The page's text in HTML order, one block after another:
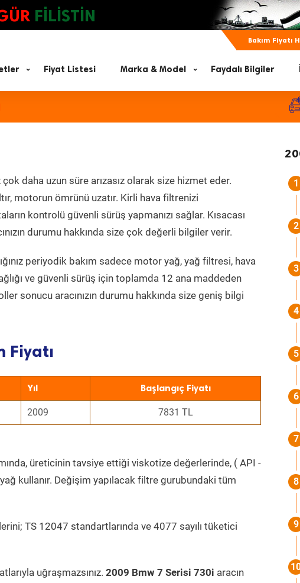
FİLİSTİN
Bakım Fiyatı
Fiyat Listesi Marka & Model Faydalı Bilgiler
çok daha uzun süre arızasız olarak size hizmet eder.
motorun ömrünü uzatır. Kirli hava filtrenizi
kontrolü güvenli sürüş yapmanızı sağlar. Kısacası
durumu hakkında size çok değerli bilgiler verir.
periyodik bakım sadece motor yağ, yağ filtresi, hava
ve güvenli sürüş için toplamda 12 ana maddeden
sonucu aracınızın durumu hakkında size geniş bilgi
Fiyatı
Yıl Başlangıç Fiyatı
2009 7831 TL
üreticinin tavsiye ettiği viskotize değerlerinde, ( API -
kullanır. Değişim yapılacak filtre gurubundaki tüm
TS 12047 standartlarında ve 4077 sayılı tüketici
uğraşmazsınız. 2009 Bmw 7 Serisi 730i aracın
1
2
3
4
5
6
7
8
9